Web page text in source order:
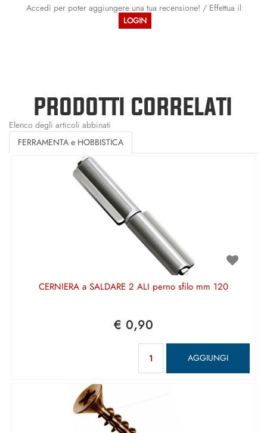
Accedi per poter aggiungere una tua recensione! / Effettua il
LOGIN
PRODOTTI CORRELATI
Elenco degli articoli abbinati
FERRAMENTA e HOBBISTICA
CERNIERA a SALDARE 2 ALI perno sfilo mm 120
€ 0,90
AGGIUNGI